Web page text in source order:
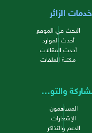
خدمات الزائر
البحث في الموقع
أحدث الموارد
أحدث المقالات
مكتبة الملفات
المشاركة والتواصل
المساهمون
الإشعارات
الدعم والتذاكر